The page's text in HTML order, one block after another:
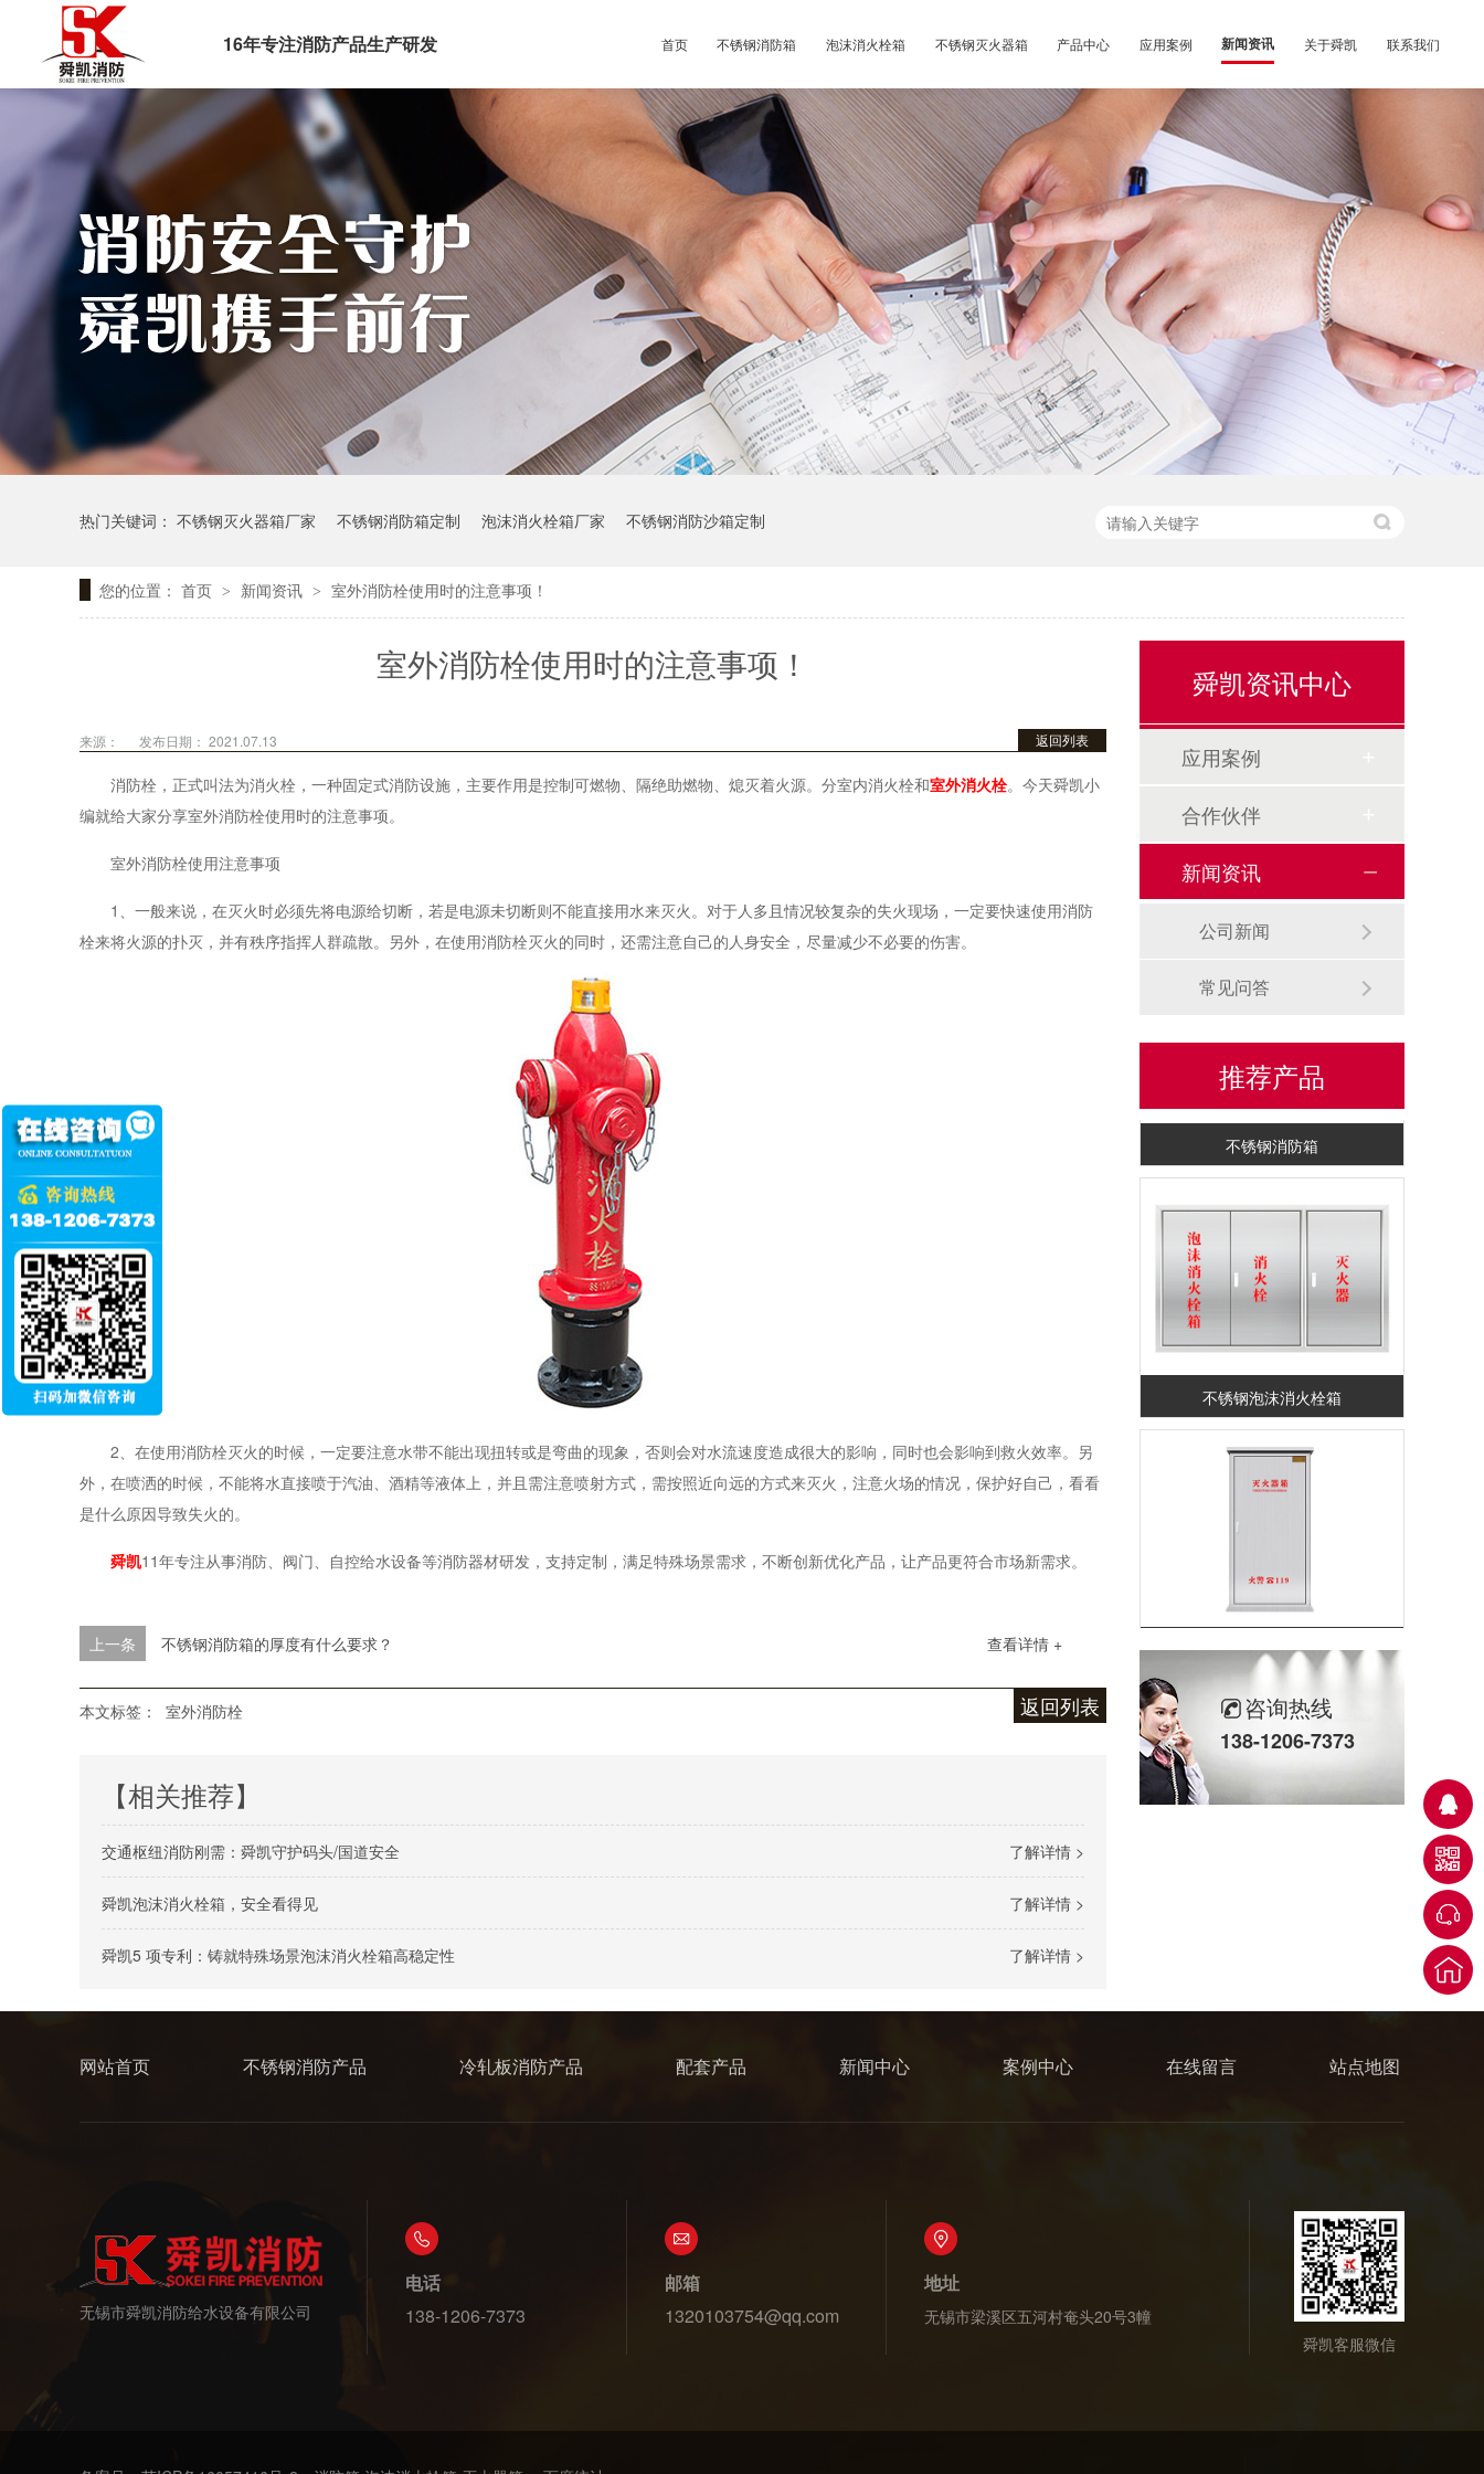
16年专注消防产品生产研发 首页 不锈钢消防箱 泡沫消火栓箱 不锈钢灭火器箱 产品中心 应用案例 新闻资讯 关于舜凯 联系我们
热门关键词： 不锈钢灭火器箱厂家 不锈钢消防箱定制 泡沫消火栓箱厂家 不锈钢消防沙箱定制
您的位置： 首页 > 新闻资讯 > 室外消防栓使用时的注意事项！
室外消防栓使用时的注意事项！
返回列表
来源： 发布日期： 2021.07.13
消防栓，正式叫法为消火栓，一种固定式消防设施，主要作用是控制可燃物、隔绝助燃物、熄灭着火源。分室内消火栓和室外消火栓。今天舜凯小
编就给大家分享室外消防栓使用时的注意事项。
室外消防栓使用注意事项
1、一般来说，在灭火时必须先将电源给切断，若是电源未切断则不能直接用水来灭火。对于人多且情况较复杂的失火现场，一定要快速使用消防
栓来将火源的扑灭，并有秩序指挥人群疏散。另外，在使用消防栓灭火的同时，还需注意自己的人身安全，尽量减少不必要的伤害。
2、在使用消防栓灭火的时候，一定要注意水带不能出现扭转或是弯曲的现象，否则会对水流速度造成很大的影响，同时也会影响到救火效率。另
外，在喷洒的时候，不能将水直接喷于汽油、酒精等液体上，并且需注意喷射方式，需按照近向远的方式来灭火，注意火场的情况，保护好自己，看看
是什么原因导致失火的。
舜凯11年专注从事消防、阀门、自控给水设备等消防器材研发，支持定制，满足特殊场景需求，不断创新优化产品，让产品更符合市场新需求。
查看详情 +
上一条 不锈钢消防箱的厚度有什么要求？
返回列表
本文标签： 室外消防栓
【相关推荐】
了解详情 >
交通枢纽消防刚需：舜凯守护码头/国道安全
了解详情 >
舜凯泡沫消火栓箱，安全看得见
了解详情 >
舜凯5 项专利：铸就特殊场景泡沫消火栓箱高稳定性
舜凯资讯中心
应用案例
合作伙伴
新闻资讯
公司新闻
常见问答
推荐产品
泡沫消火栓箱
不锈钢消防箱
不锈钢泡沫消火栓箱
咨询热线
138-1206-7373
网站首页 不锈钢消防产品 冷轧板消防产品 配套产品 新闻中心 案例中心 在线留言 站点地图
无锡市舜凯消防给水设备有限公司
电话
138-1206-7373
邮箱
1320103754@qq.com
地址
无锡市梁溪区五河村奄头20号3幢
舜凯客服微信